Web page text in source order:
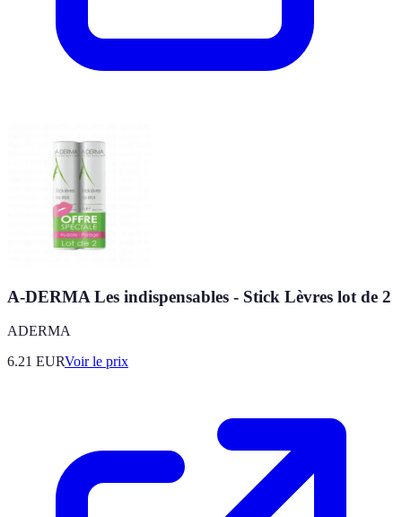
A-DERMA Les indispensables - Stick Lèvres lot de 2
ADERMA
6.21 EURVoir le prix